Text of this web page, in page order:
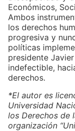
Económicos,
Ambos
los derechos
progresiva y
políticas
presidente
indefectible,
derechos.
*El autor es
Universidad
los Derechos de
organización